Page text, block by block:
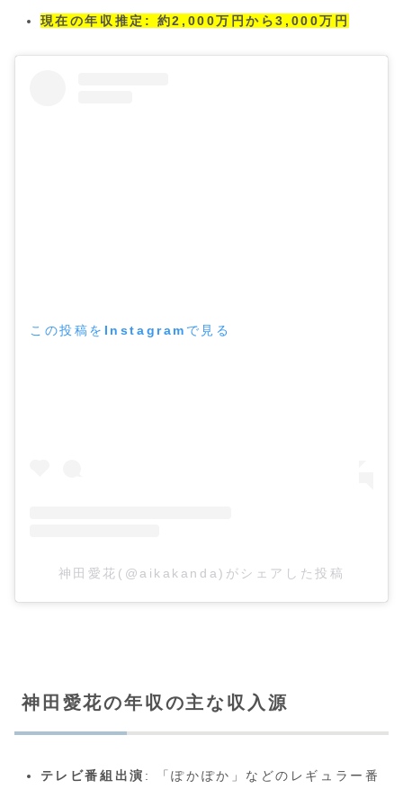
現在の年収推定: 約2,000万円から3,000万円
この投稿をInstagramで見る
神田愛花(@aikakanda)がシェアした投稿
神田愛花の年収の主な収入源
テレビ番組出演 : 「ぽかぽか」などのレギュラー番